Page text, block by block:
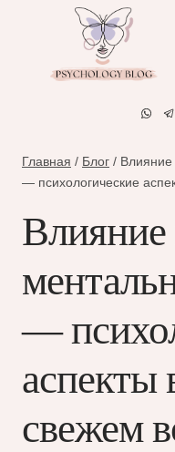
содержимому
Главная / Блог / Влияние
— психологические
—
аспекты
свежем